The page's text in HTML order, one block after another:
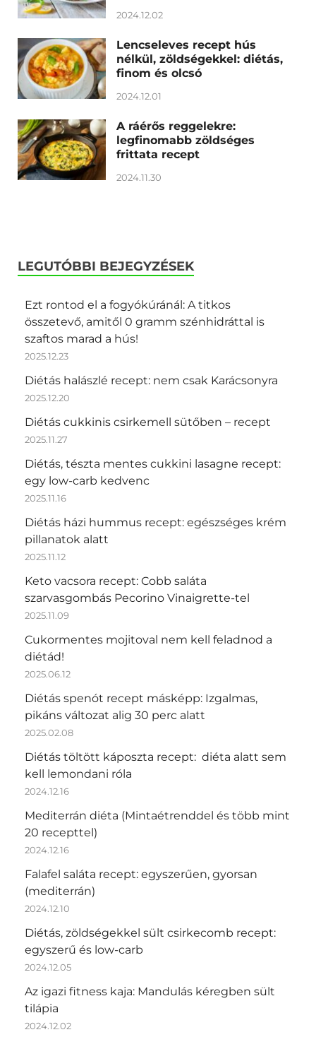
2024.12.02
Lencseleves recept hús
nélkül, zöldségekkel: diétás,
finom és olcsó
2024.12.01
A ráérős reggelekre:
legfinomabb zöldséges
frittata recept
2024.11.30
LEGUTÓBBI BEJEGYZÉSEK
Ezt rontod el a fogyókúránál: A titkos
összetevő, amitől 0 gramm szénhidráttal is
szaftos marad a hús!
2025.12.23
Diétás halászlé recept: nem csak Karácsonyra
2025.12.20
Diétás cukkinis csirkemell sütőben – recept
2025.11.27
Diétás, tészta mentes cukkini lasagne recept:
egy low-carb kedvenc
2025.11.16
Diétás házi hummus recept: egészséges krém
pillanatok alatt
2025.11.12
Keto vacsora recept: Cobb saláta
szarvasgombás Pecorino Vinaigrette-tel
2025.11.09
Cukormentes mojitoval nem kell feladnod a
diétád!
2025.06.12
Diétás spenót recept másképp: Izgalmas,
pikáns változat alig 30 perc alatt
2025.02.08
Diétás töltött káposzta recept: diéta alatt sem
kell lemondani róla
2024.12.16
Mediterrán diéta (Mintaétrenddel és több mint
20 recepttel)
2024.12.16
Falafel saláta recept: egyszerűen, gyorsan
(mediterrán)
2024.12.10
Diétás, zöldségekkel sült csirkecomb recept:
egyszerű és low-carb
2024.12.05
Az igazi fitness kaja: Mandulás kéregben sült
tilápia
2024.12.02